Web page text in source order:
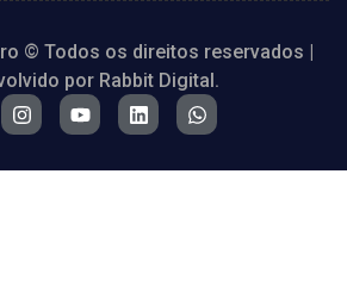
© Todos os direitos reservados |
por Rabbit Digital.